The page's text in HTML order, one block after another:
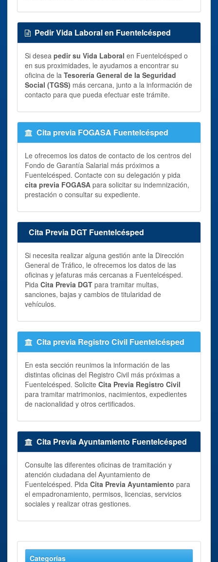
Pedir Vida Laboral en Fuentelcésped
Si desea pedir su Vida Laboral en Fuentelcésped o
en sus proximidades, le ayudamos a encontrar su
oficina de la Tesorería General de la Seguridad
Social (TGSS) más cercana, junto a la información de
contacto para que pueda efectuar este trámite.
Cita previa FOGASA Fuentelcésped
Le ofrecemos los datos de contacto de los centros del
Fondo de Garantía Salarial más próximos a
Fuentelcésped. Contacte con su delegación y pida
cita previa FOGASA para solicitar su indemnización,
prestación o consultar su expediente.
Cita Previa DGT Fuentelcésped
Si necesita realizar alguna gestión ante la Dirección
General de Tráfico, le ofrecemos los datos de las
oficinas y jefaturas más cercanas a Fuentelcésped.
Pida Cita Previa DGT para tramitar multas,
sanciones, bajas y cambios de titularidad de
vehículos.
Cita previa Registro Civil Fuentelcésped
En esta sección reunimos la información de las
distintas oficinas del Registro Civil más próximas a
Fuentelcésped. Solicite Cita Previa Registro Civil
para tramitar matrimonios, nacimientos, expedientes
de nacionalidad y otros certificados.
Cita Previa Ayuntamiento Fuentelcésped
Consulte las diferentes oficinas de tramitación y
atención ciudadana del Ayuntamiento de
Fuentelcésped. Pida Cita Previa Ayuntamiento para
el empadronamiento, permisos, licencias, servicios
sociales y realizar otras gestiones.
Categorías